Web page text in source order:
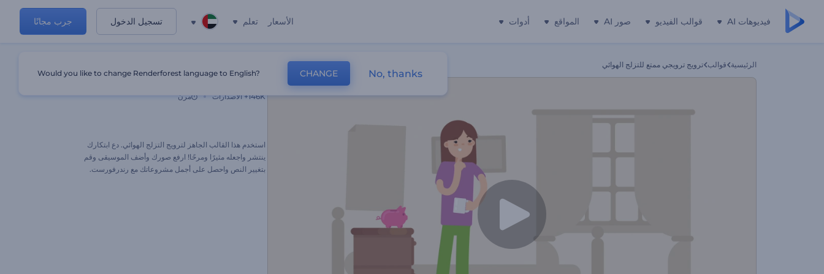
فيديوهات AI قوالب الفيديو صور AI المواقع أدوات الأسعار تعلم تسجيل الدخول جرب مجانًا
الرئيسية قوالب ترويج ترويجي ممتع للتزلج الهوائي
146K+ الاصدارات مرن
استخدم هذا القالب الجاهز لترويج التزلج الهوائي. دع ابتكارك
ينتشر واجعله مثيرًا ومرحًا! ارفع صورك وأضف الموسيقى وقم
بتغيير النص واحصل على أجمل مشروعاتك مع رندرفورست.
Would you like to change Renderforest language to English? CHANGE No, thanks